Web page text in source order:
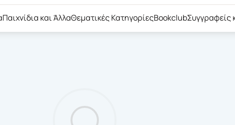
Παιχνίδια και ΆλλαΘεματικές ΚατηγορίεςBookclubΣυγγραφείς